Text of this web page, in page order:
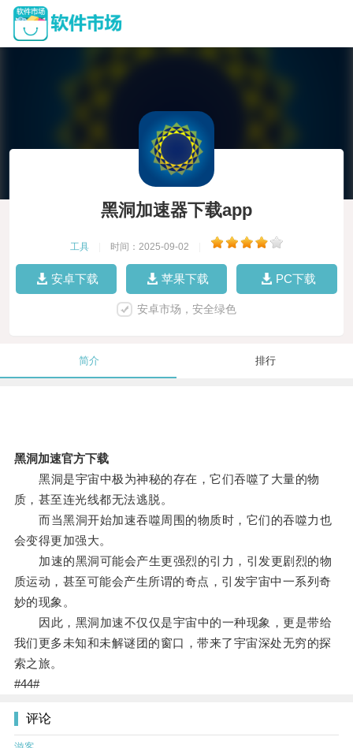
黑洞加速器下载app
工具 时间：2025-09-02
安卓下载 苹果下载 PC下载
安卓市场，安全绿色
简介 排行
黑洞加速官方下载
黑洞是宇宙中极为神秘的存在，它们吞噬了大量的物
质，甚至连光线都无法逃脱。
而当黑洞开始加速吞噬周围的物质时，它们的吞噬力也
会变得更加强大。
加速的黑洞可能会产生更强烈的引力，引发更剧烈的物
质运动，甚至可能会产生所谓的奇点，引发宇宙中一系列奇
妙的现象。
因此，黑洞加速不仅仅是宇宙中的一种现象，更是带给
我们更多未知和未解谜团的窗口，带来了宇宙深处无穷的探
索之旅。
#44#
评论